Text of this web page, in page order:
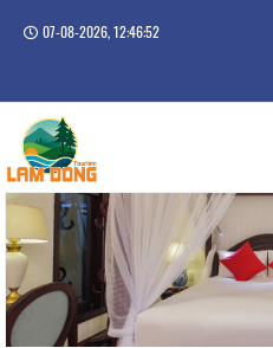
07-08-2026, 12:46:52